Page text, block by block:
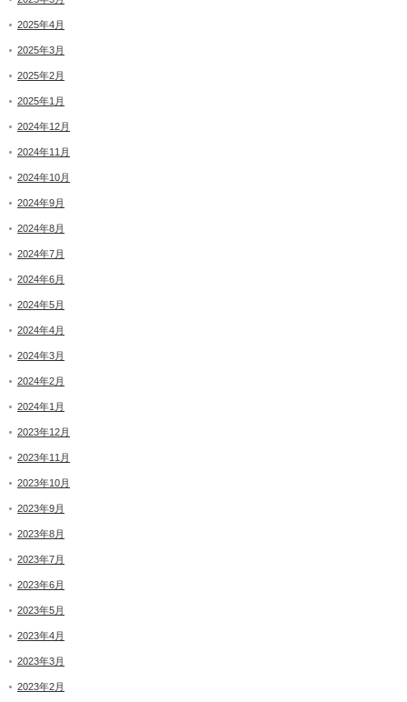
2025年4月
2025年3月
2025年2月
2025年1月
2024年12月
2024年11月
2024年10月
2024年9月
2024年8月
2024年7月
2024年6月
2024年5月
2024年4月
2024年3月
2024年2月
2024年1月
2023年12月
2023年11月
2023年10月
2023年9月
2023年8月
2023年7月
2023年6月
2023年5月
2023年4月
2023年3月
2023年2月